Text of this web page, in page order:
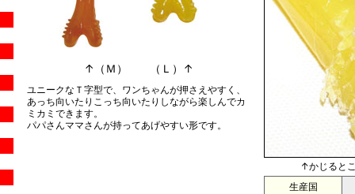
↑（Ｍ） （Ｌ）↑
ユニークなＴ字型で、ワンちゃんが押さえやすく、
あっち向いたりこっち向いたりしながら楽しんでカ
ミカミできます。
パパさんママさんが持ってあげやすい形です。
↑かじると
生産国